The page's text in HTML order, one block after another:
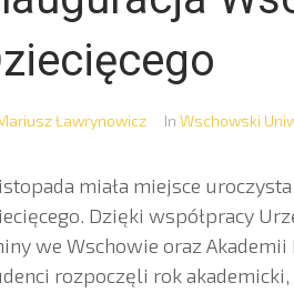
Ławrynowicz In Wschowski
miała miejsce
Dzięki współpracy
we Wschowie oraz
rozpoczęli rok